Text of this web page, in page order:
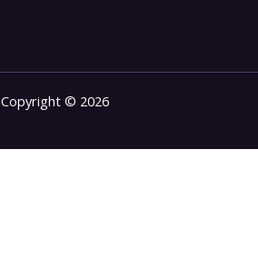
Copyright © 2026